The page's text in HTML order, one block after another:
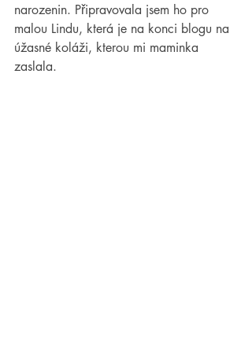
narozenin. Připravovala jsem ho pro
malou Lindu, která je na konci blogu na
úžasné koláži, kterou mi maminka
zaslala.